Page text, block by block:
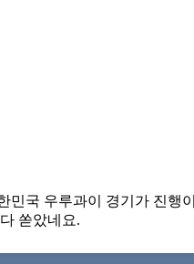
민국 우루과이 경기가 진행
쏟았네요.